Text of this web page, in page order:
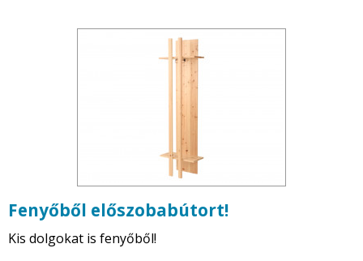
Fenyőből előszobabútort!
Kis dolgokat is fenyőből!